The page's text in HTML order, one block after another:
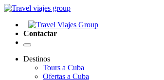
Contactar
Destinos
Tours a Cuba
Ofertas a Cuba